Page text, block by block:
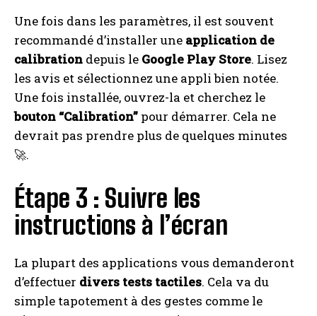
Une fois dans les paramètres, il est souvent
recommandé d’installer une application de
calibration depuis le Google Play Store. Lisez
les avis et sélectionnez une appli bien notée.
Une fois installée, ouvrez-la et cherchez le
bouton “Calibration” pour démarrer. Cela ne
devrait pas prendre plus de quelques minutes
🚀.
Étape 3 : Suivre les
instructions à l’écran
La plupart des applications vous demanderont
d’effectuer divers tests tactiles. Cela va du
simple tapotement à des gestes comme le